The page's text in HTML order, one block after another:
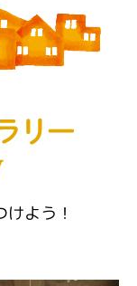
よう！